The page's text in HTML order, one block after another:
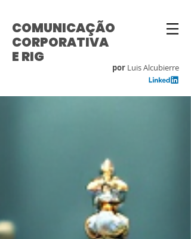
por Luis Alcubierre
COMUNICAÇÃO
CORPORATIVA
E RIG